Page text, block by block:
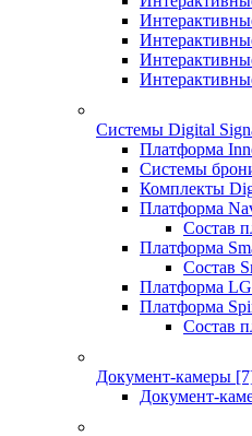
Системы Digital
Платформа
Системы
Комплекты
Платформа
Состав
Платформа
Состав
Платформа LG
Платформа
Состав
Документ-камеры
Документ-